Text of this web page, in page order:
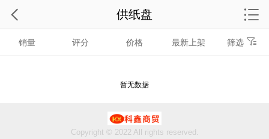
销量 评分 价格 最新上架 筛选
暂无数据
供纸盘
Copyright © 2022 All rights reserved.